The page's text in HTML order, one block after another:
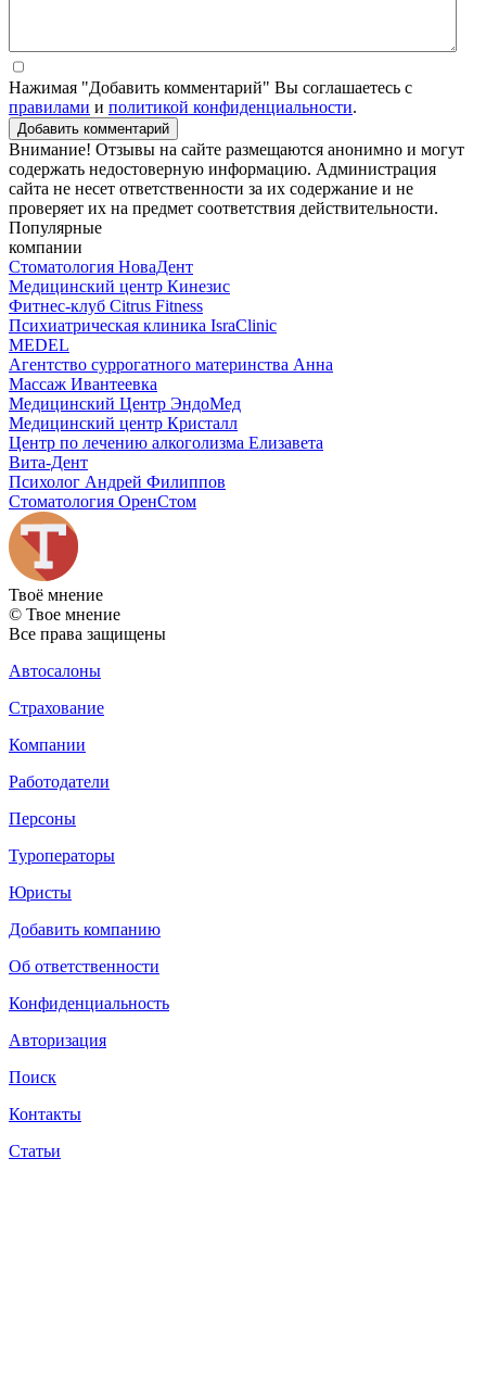
Нажимая "Добавить комментарий" Вы соглашаетесь с
правилами и политикой конфиденциальности.
Добавить комментарий
Внимание! Отзывы на сайте размещаются анонимно и могут
содержать недостоверную информацию. Администрация
сайта не несет ответственности за их содержание и не
проверяет их на предмет соответствия действительности.
Популярные
компании
Стоматология НоваДент
Медицинский центр Кинезис
Фитнес-клуб Citrus Fitness
Психиатрическая клиника IsraClinic
MEDEL
Агентство суррогатного материнства Анна
Массаж Ивантеевка
Медицинский Центр ЭндоМед
Медицинский центр Кристалл
Центр по лечению алкоголизма Елизавета
Вита-Дент
Психолог Андрей Филиппов
Стоматология ОренСтом
Твоё мнение
© Твое мнение
Все права защищены
Автосалоны
Страхование
Компании
Работодатели
Персоны
Туроператоры
Юристы
Добавить компанию
Об ответственности
Конфиденциальность
Авторизация
Поиск
Контакты
Статьи